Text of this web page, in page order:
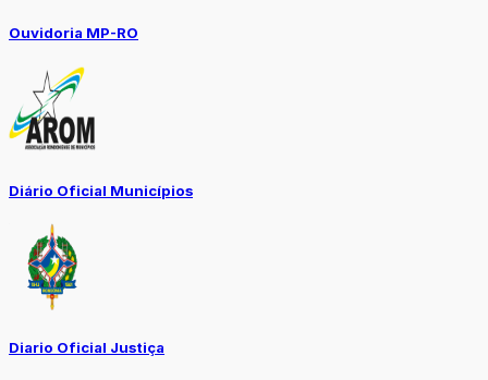
Ouvidoria MP-RO
Diário Oficial Municípios
Diario Oficial Justiça